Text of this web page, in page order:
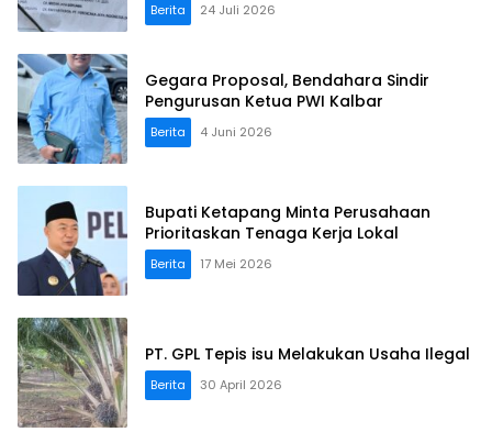
Berita 24 Juli 2026
Gegara Proposal, Bendahara Sindir
Pengurusan Ketua PWI Kalbar
Berita 4 Juni 2026
Bupati Ketapang Minta Perusahaan
Prioritaskan Tenaga Kerja Lokal
Berita 17 Mei 2026
PT. GPL Tepis isu Melakukan Usaha Ilegal
Berita 30 April 2026